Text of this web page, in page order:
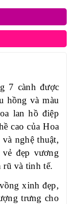
7 cành được
hồng và màu
lan hồ điệp
cao của Hoa
nghệ thuật,
đẹp vương
rũ và tinh tế.
xinh đẹp,
trưng cho